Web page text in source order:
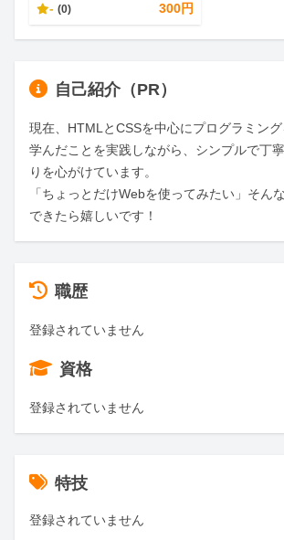
- (0) 300円
自己紹介（PR）
現在、HTMLとCSSを中心にプログラミング
学んだことを実践しながら、シンプルで丁
りを心がけています。
「ちょっとだけWebを使ってみたい」そん
できたら嬉しいです！
職歴
登録されていません
資格
登録されていません
特技
登録されていません